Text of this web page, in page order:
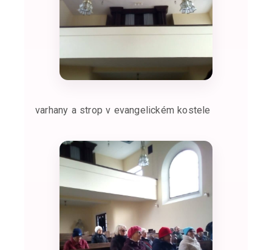
varhany a strop v evangelickém kostele